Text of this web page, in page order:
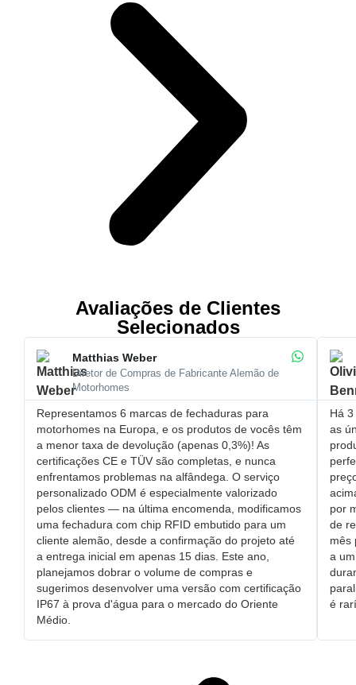
Avaliações de Clientes
Selecionados
Matthias Weber
Diretor de Compras de Fabricante Alemão de
Motorhomes
Representamos 6 marcas de fechaduras para
motorhomes na Europa, e os produtos de vocês têm
a ​menor taxa de devolução (apenas 0,3%)! As
certificações CE e TÜV são completas, e nunca
enfrentamos problemas na alfândega. O ​serviço
personalizado ODM é especialmente valorizado
pelos clientes — na última encomenda, modificamos
uma ​fechadura com chip RFID embutido para um
cliente alemão, desde a confirmação do projeto até
a entrega inicial em apenas 15 dias. Este ano,
planejamos dobrar o volume de compras e
sugerimos desenvolver uma versão com ​certificação
IP67 à prova d'água para o mercado do Oriente
Médio.
Há
as
por
de
mês
a
é